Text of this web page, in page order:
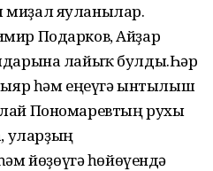
яуланылар.
Подарков, Айҙар
лайыҡ булды.Һәр
һәм еңеүгә ынтылыш
Пономаревтың рухы
уларҙың
йөҙөүгә һөйөүендә